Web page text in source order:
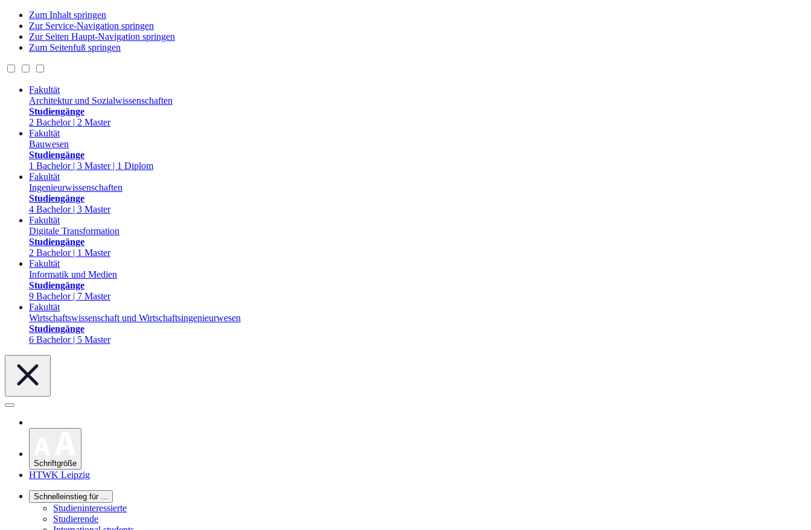
Zum Inhalt springen
Zur Service-Navigation springen
Zur Seiten Haupt-Navigation springen
Zum Seitenfuß springen
Fakultät
Architektur und Sozialwissenschaften
Studiengänge
2 Bachelor | 2 Master
Fakultät
Bauwesen
Studiengänge
1 Bachelor | 3 Master | 1 Diplom
Fakultät
Ingenieurwissenschaften
Studiengänge
4 Bachelor | 3 Master
Fakultät
Digitale Transformation
Studiengänge
2 Bachelor | 1 Master
Fakultät
Informatik und Medien
Studiengänge
9 Bachelor | 7 Master
Fakultät
Wirtschaftswissenschaft und Wirtschaftsingenieurwesen
Studiengänge
6 Bachelor | 5 Master
Schriftgröße
HTWK Leipzig
Schnelleinstieg für ...
Studieninteressierte
Studierende